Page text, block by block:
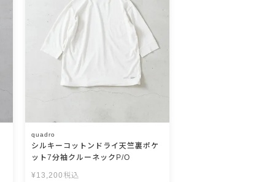
quadro
シルキーコットンドライ天竺裏ポケ
ット7分袖クルーネックP/O
¥13,200 税込